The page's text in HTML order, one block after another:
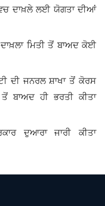
ਦਾਖ਼ਲੇ ਲਈ ਯੋਗਤਾ ਦੀਆਂ
ਮਿਤੀ ਤੋਂ ਬਾਅਦ ਕੋਈ
ਦੀ ਜਨਰਲ ਸ਼ਾਖਾ ਤੋਂ ਕੋਰਸ
ਬਾਅਦ ਹੀ ਭਰਤੀ ਕੀਤਾ
ਦੁਆਰਾ ਜਾਰੀ ਕੀਤਾ